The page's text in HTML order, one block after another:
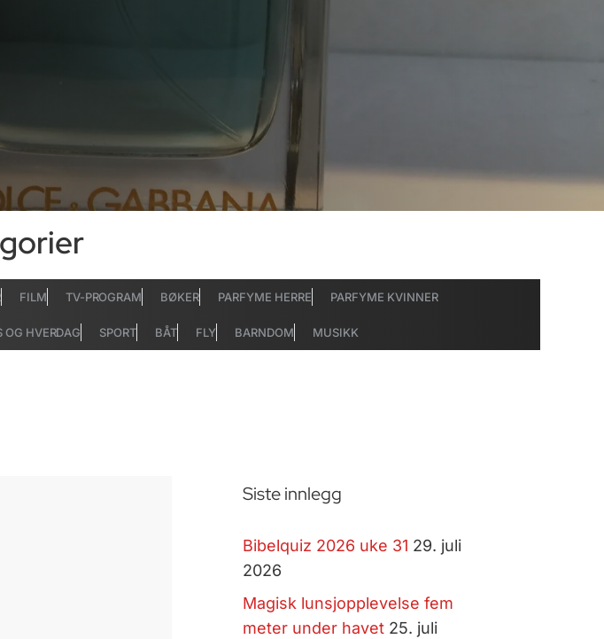
FILM TV-PROGRAM BØKER PARFYME HERRE PARFYME KVINNER
OG HVERDAG SPORT BÅT FLY BARNDOM MUSIKK
Siste innlegg
Bibelquiz 2026 uke 31 29. juli
2026
Magisk lunsjopplevelse fem
meter under havet 25. juli